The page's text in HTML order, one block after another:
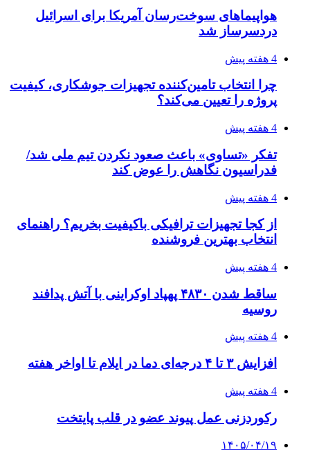
۱۴۰۵/۰۴/۱۹
۱۴۰۵/۰۴/۱۸
راه اندازی مرغداری؛ محاسبه هزینه، درآمد و سود با
۱۴۰۵/۰۴/۱۸
۱۴۲۰؛ راه ارتباطی بیمه شدگان تأمین‌اجتماعی
۱۴۰۵/۰۴/۱۶
احتمال بازگشت نرخ حمل دریایی به قبل از جنگ
طی ۲ تا ۳ ماه آینده
۱۴۰۵/۰۴/۱۵
شکست شاگردان قهرمانی مقابل چین تایپه/ تلاش
برای عنوان یازدهمی
۱۴۰۵/۰۴/۱۵
فروشگاه کتاب DMDBook | خرید کتاب فانتزی،
صندوق طلا